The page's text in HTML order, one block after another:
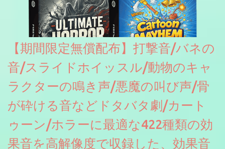
【期間限定無償配布】打撃音/バネの
音/スライドホイッスル/動物のキャ
ラクターの鳴き声/悪魔の叫び声/骨
が砕ける音などドタバタ劇/カート
ゥーン/ホラーに最適な422種類の効
果音を高解像度で収録した、効果音